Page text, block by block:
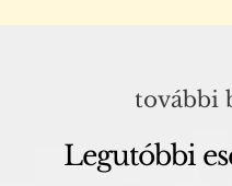
további
Legutóbbi